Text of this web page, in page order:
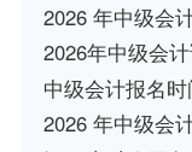
2026 年中级会
2026年中级会
中级会计报名
2026 年中级会